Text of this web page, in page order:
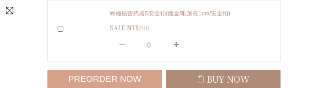
終極秘密武器S安全扣(鍍金/唯加長1cm/安全扣)
SALE NT$200
PREORDER NOW BUY NOW